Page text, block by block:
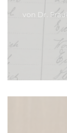
von Dr.